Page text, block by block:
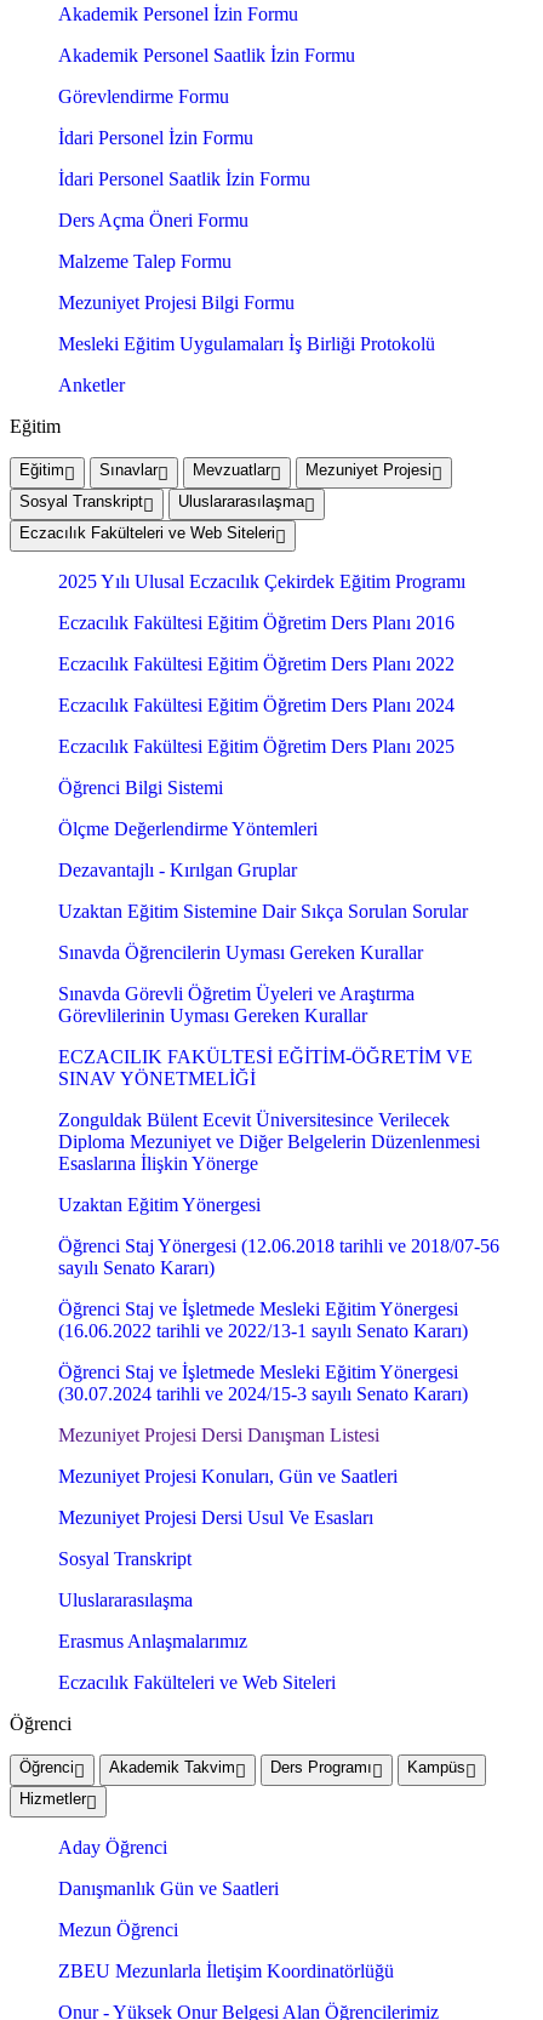
Akademik Personel İzin Formu
Akademik Personel Saatlik İzin Formu
Görevlendirme Formu
İdari Personel İzin Formu
İdari Personel Saatlik İzin Formu
Ders Açma Öneri Formu
Malzeme Talep Formu
Mezuniyet Projesi Bilgi Formu
Mesleki Eğitim Uygulamaları İş Birliği Protokolü
Anketler
Eğitim
Eğitim Sınavlar Mevzuatlar
Mezuniyet Projesi
Sosyal Transkript
Uluslararasılaşma
Eczacılık Fakülteleri ve Web Siteleri
2025 Yılı Ulusal Eczacılık Çekirdek Eğitim Programı
Eczacılık Fakültesi Eğitim Öğretim Ders Planı 2016
Eczacılık Fakültesi Eğitim Öğretim Ders Planı 2022
Eczacılık Fakültesi Eğitim Öğretim Ders Planı 2024
Eczacılık Fakültesi Eğitim Öğretim Ders Planı 2025
Öğrenci Bilgi Sistemi
Ölçme Değerlendirme Yöntemleri
Dezavantajlı - Kırılgan Gruplar
Uzaktan Eğitim Sistemine Dair Sıkça Sorulan Sorular
Sınavda Öğrencilerin Uyması Gereken Kurallar
Sınavda Görevli Öğretim Üyeleri ve Araştırma
Görevlilerinin Uyması Gereken Kurallar
ECZACILIK FAKÜLTESİ EĞİTİM-ÖĞRETİM VE
SINAV YÖNETMELİĞİ
Zonguldak Bülent Ecevit Üniversitesince Verilecek
Diploma Mezuniyet ve Diğer Belgelerin Düzenlenmesi
Esaslarına İlişkin Yönerge
Uzaktan Eğitim Yönergesi
Öğrenci Staj Yönergesi (12.06.2018 tarihli ve 2018/07-56
sayılı Senato Kararı)
Öğrenci Staj ve İşletmede Mesleki Eğitim Yönergesi
(16.06.2022 tarihli ve 2022/13-1 sayılı Senato Kararı)
Öğrenci Staj ve İşletmede Mesleki Eğitim Yönergesi
(30.07.2024 tarihli ve 2024/15-3 sayılı Senato Kararı)
Mezuniyet Projesi Dersi Danışman Listesi
Mezuniyet Projesi Konuları, Gün ve Saatleri
Mezuniyet Projesi Dersi Usul Ve Esasları
Sosyal Transkript
Uluslararasılaşma
Erasmus Anlaşmalarımız
Eczacılık Fakülteleri ve Web Siteleri
Öğrenci
Öğrenci Akademik Takvim Ders Programı
Kampüs
Hizmetler
Aday Öğrenci
Danışmanlık Gün ve Saatleri
Mezun Öğrenci
ZBEU Mezunlarla İletişim Koordinatörlüğü
Onur - Yüksek Onur Belgesi Alan Öğrencilerimiz